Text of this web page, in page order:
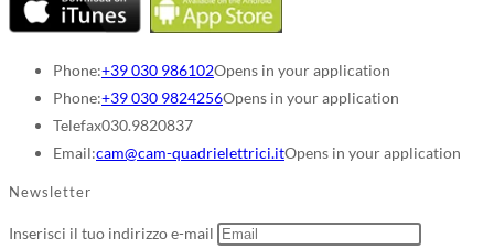
Phone:+39 030 986102Opens in your application
Phone:+39 030 9824256Opens in your application
Telefax030.9820837
Email:cam@cam-quadrielettrici.itOpens in your application
Newsletter
Inserisci il tuo indirizzo e-mail